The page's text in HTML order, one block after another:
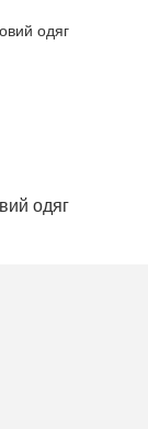
одяг